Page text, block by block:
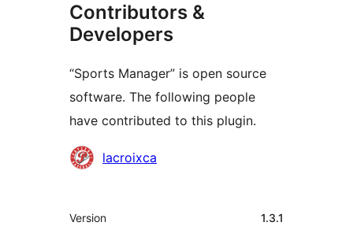
Contributors &
Developers
“Sports Manager” is open source
software. The following people
have contributed to this plugin.
Contributors
lacroixca
Meta
Version 1.3.1